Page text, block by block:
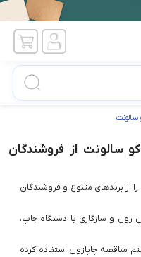
سالونت از فروشندگان
از برندهای متنوع و فروشندگان
و سازگاری با دستگاه چاپ،
مناقصه چاپازون استفاده کرده